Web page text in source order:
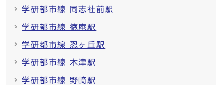
学研都市線 同志社前駅
学研都市線 徳庵駅
学研都市線 忍ヶ丘駅
学研都市線 木津駅
学研都市線 野崎駅